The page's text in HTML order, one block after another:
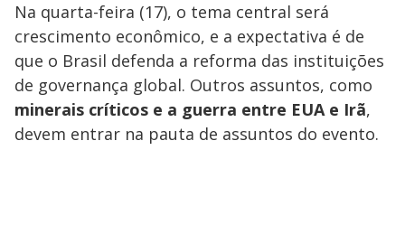
Na quarta-feira (17), o tema central será
crescimento econômico, e a expectativa é de
que o Brasil defenda a reforma das instituições
de governança global. Outros assuntos, como
minerais críticos e a guerra entre EUA e Irã,
devem entrar na pauta de assuntos do evento.